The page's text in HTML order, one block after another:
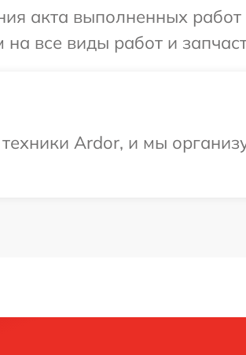
акта выполненных
все виды работ и
Ardor, и мы